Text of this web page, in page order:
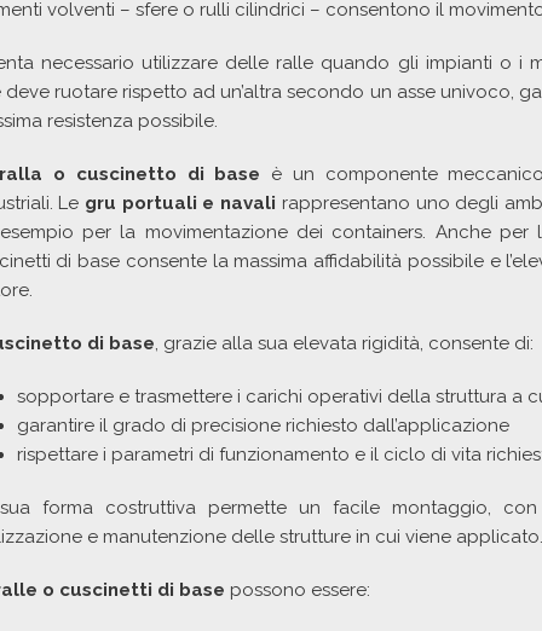
volventi – sfere o rulli cilindrici – consentono il
necessario utilizzare delle ralle quando gli impianti o i
deve ruotare rispetto ad un’altra secondo un asse univoco,
resistenza possibile.
ralla o cuscinetto di base è un componente
Le gru portuali e navali rappresentano uno degli
per la movimentazione dei containers. Anche
di base consente la massima affidabilità possibile e
di base, grazie alla sua elevata rigidità, consente di:
sopportare e trasmettere i carichi operativi della struttura a
garantire il grado di precisione richiesto dall’applicazione
rispettare i parametri di funzionamento e il ciclo di vita
forma costruttiva permette un facile montaggio,
e manutenzione delle strutture in cui viene applicato.
o cuscinetti di base possono essere: